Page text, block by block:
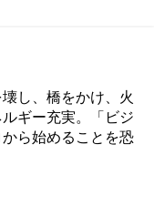
し、橋をかけ、火
ギー充実。「ビジ
ら始めることを恐